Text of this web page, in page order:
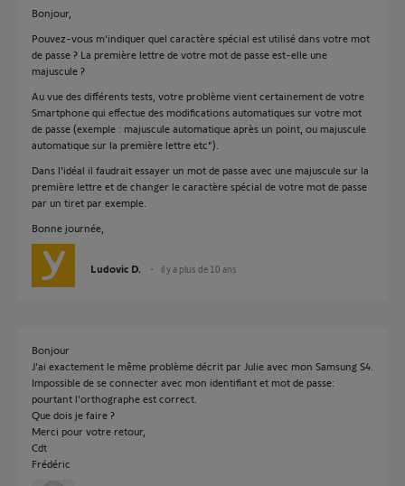
Bonjour,
Pouvez-vous m'indiquer quel caractère spécial est utilisé dans votre mot
de passe ? La première lettre de votre mot de passe est-elle une
majuscule ?
Au vue des différents tests, votre problème vient certainement de votre
Smartphone qui effectue des modifications automatiques sur votre mot
de passe (exemple : majuscule automatique après un point, ou majuscule
automatique sur la première lettre etc").
Dans l'idéal il faudrait essayer un mot de passe avec une majuscule sur la
première lettre et de changer le caractère spécial de votre mot de passe
par un tiret par exemple.
Bonne journée,
Ludovic D. il y a plus de 10 ans
Bonjour
J'ai exactement le même problème décrit par Julie avec mon Samsung S4.
Impossible de se connecter avec mon identifiant et mot de passe:
pourtant l'orthographe est correct.
Que dois je faire ?
Merci pour votre retour,
Cdt
Frédéric